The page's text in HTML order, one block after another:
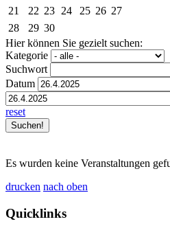
21
22 23 24 25 26 27
28
29 30
Hier können Sie gezielt suchen:
Kategorie
Suchwort
Datum
reset
Es wurden keine Veranstaltungen
drucken nach oben
Quicklinks